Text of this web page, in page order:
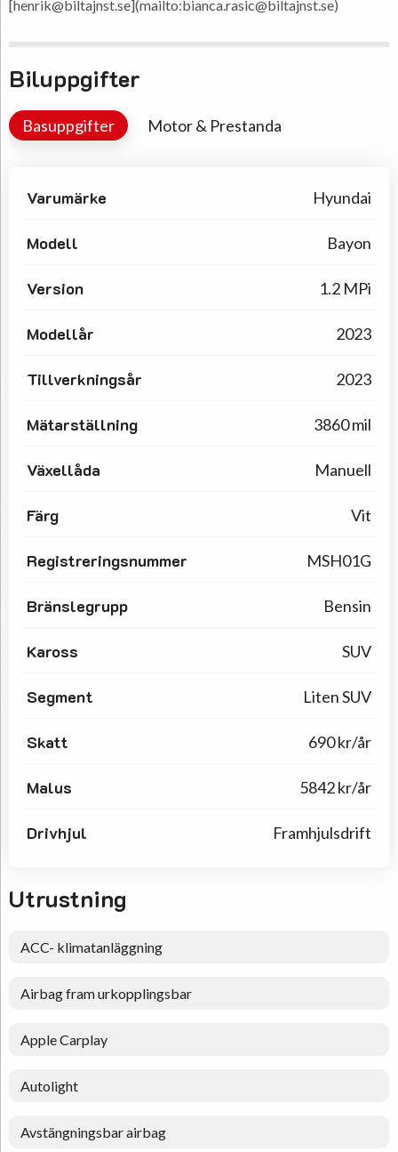
[henrik@biltajnst.se](mailto:bianca.rasic@biltajnst.se)
Biluppgifter
Basuppgifter Motor & Prestanda
Varumärke Hyundai
Modell Bayon
Version 1.2 MPi
Modellår 2023
Tillverkningsår 2023
Mätarställning 3860 mil
Växellåda Manuell
Färg Vit
Registreringsnummer MSH01G
Bränslegrupp Bensin
Kaross SUV
Segment Liten SUV
Skatt 690 kr/år
Malus 5842 kr/år
Drivhjul Framhjulsdrift
Utrustning
ACC- klimatanläggning
Airbag fram urkopplingsbar
Apple Carplay
Autolight
Avstängningsbar airbag